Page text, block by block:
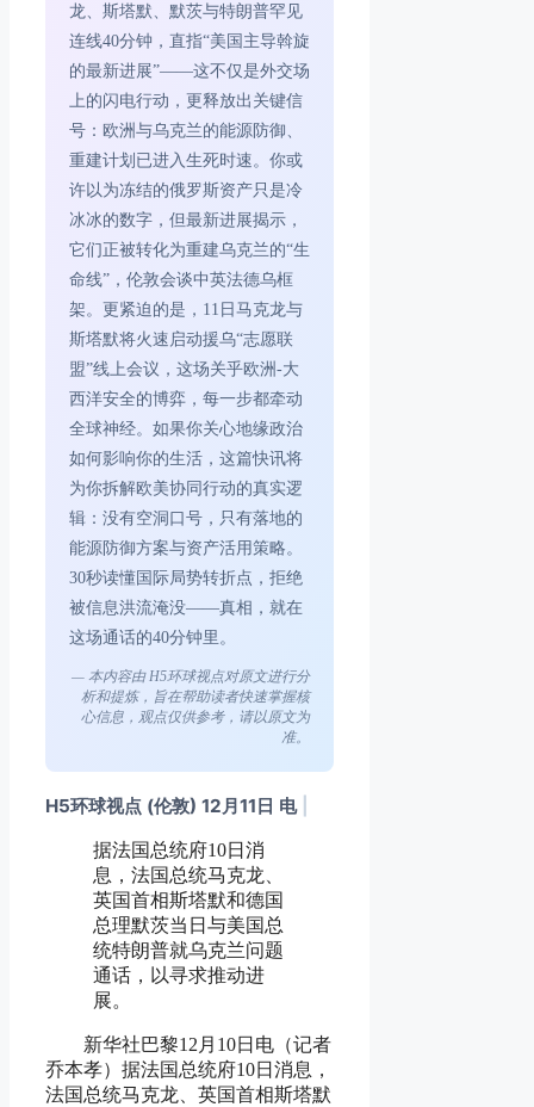
龙、斯塔默、默茨与特朗普罕见
连线40分钟，直指“美国主导斡旋
的最新进展”——这不仅是外交场
上的闪电行动，更释放出关键信
号：欧洲与乌克兰的能源防御、
重建计划已进入生死时速。你或
许以为冻结的俄罗斯资产只是冷
冰冰的数字，但最新进展揭示，
它们正被转化为重建乌克兰的“生
命线”，伦敦会谈中英法德乌框
架。更紧迫的是，11日马克龙与
斯塔默将火速启动援乌“志愿联
盟”线上会议，这场关乎欧洲-大
西洋安全的博弈，每一步都牵动
全球神经。如果你关心地缘政治
如何影响你的生活，这篇快讯将
为你拆解欧美协同行动的真实逻
辑：没有空洞口号，只有落地的
能源防御方案与资产活用策略。
30秒读懂国际局势转折点，拒绝
被信息洪流淹没——真相，就在
这场通话的40分钟里。
— 本内容由 H5环球视点对原文进行分
析和提炼，旨在帮助读者快速掌握核
心信息，观点仅供参考，请以原文为
准。
H5环球视点 (伦敦) 12月11日 电
据法国总统府10日消
息，法国总统马克龙、
英国首相斯塔默和德国
总理默茨当日与美国总
统特朗普就乌克兰问题
通话，以寻求推动进
展。
新华社巴黎12月10日电（记者
乔本孝）据法国总统府10日消息，
法国总统马克龙、英国首相斯塔默